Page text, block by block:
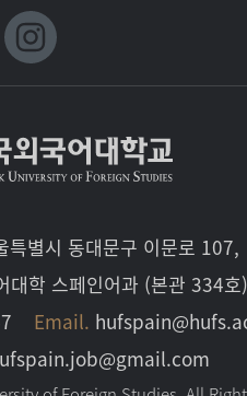
별시 동대문구 이문로 107,
대학 스페인어과 (본관 334호)
Email.